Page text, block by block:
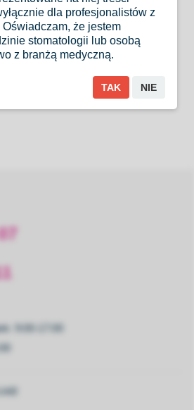
0.8 mm; 25 x 008S, 25 x
9:00-17:00
dla profesjonalistów z
że jestem
stomatologii lub osobą
z branżą medyczną.
TAK NIE